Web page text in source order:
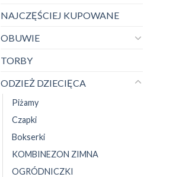
NAJCZĘŚCIEJ KUPOWANE
OBUWIE
TORBY
ODZIEŻ DZIECIĘCA
Piżamy
Czapki
Bokserki
KOMBINEZON ZIMNA
OGRÓDNICZKI